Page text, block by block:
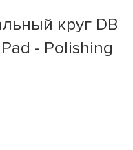
круг DB
- Polishing